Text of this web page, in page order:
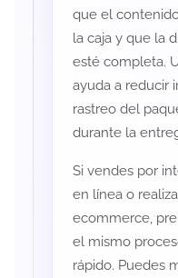
que el
la caja y que la
esté completa.
ayuda a reducir
rastreo del
durante la
Si vendes por
en línea o
ecommerce,
el mismo
rápido. Puedes